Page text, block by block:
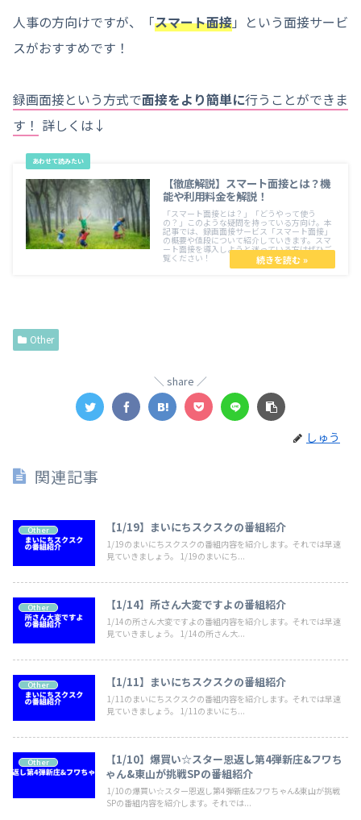
人事の方向けですが、「スマート面接」という面接サービ
スがおすすめです！
録画面接という方式で面接をより簡単に行うことができま
す！ 詳しくは↓
【徹底解説】スマート面接とは？機
能や利用料金を解説！
「スマート面接とは？」「どうやって使う
の？」このような疑問を持っている方向け。本
記事では、録画面接サービス「スマート面接」
の概要や値段について紹介していきます。スマ
ート面接を導入しようと迷っている方はぜひご
覧ください！
Other
share
しゅう
関連記事
Other 【1/19】まいにちスクスクの番組紹介
1/19のまいにちスクスクの番組内容を紹介します。それでは早速
見ていきましょう。 1/19のまいにち...
Other 【1/14】所さん大変ですよの番組紹介
1/14の所さん大変ですよの番組内容を紹介します。それでは早速
見ていきましょう。 1/14の所さん大...
Other 【1/11】まいにちスクスクの番組紹介
1/11のまいにちスクスクの番組内容を紹介します。それでは早速
見ていきましょう。 1/11のまいにち...
Other
【1/10】爆買い☆スター恩返し第4弾新庄&フワち
ゃん&東山が挑戦SPの番組紹介
1/10の爆買い☆スター恩返し第4弾新庄&フワちゃん&東山が挑戦
SPの番組内容を紹介します。それでは...